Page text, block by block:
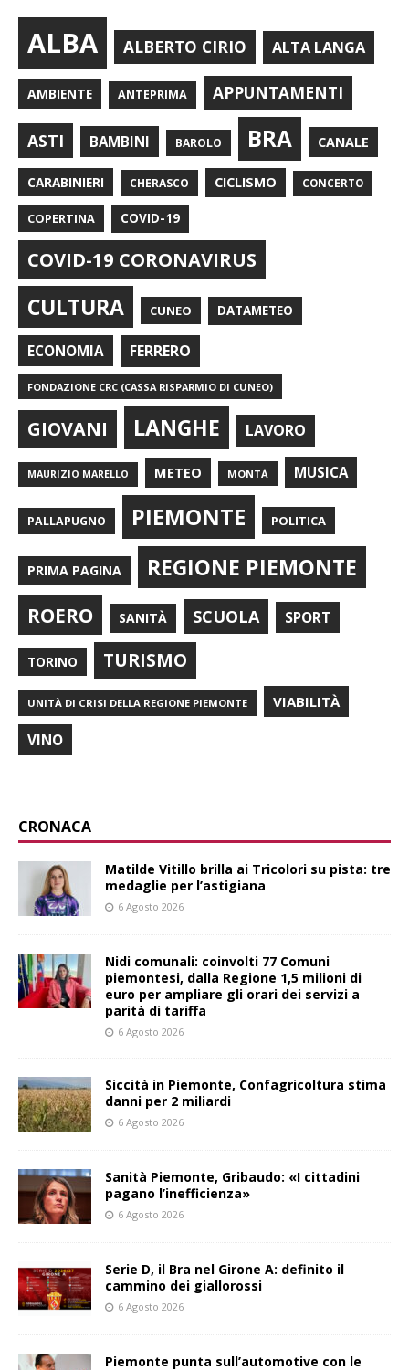
ALBA ALBERTO CIRIO ALTA LANGA
AMBIENTE ANTEPRIMA APPUNTAMENTI
ASTI BAMBINI BAROLO BRA CANALE
CARABINIERI CHERASCO CICLISMO CONCERTO
COPERTINA COVID-19
COVID-19 CORONAVIRUS
CULTURA CUNEO DATAMETEO
ECONOMIA FERRERO
FONDAZIONE CRC (CASSA RISPARMIO DI CUNEO)
GIOVANI LANGHE LAVORO
MAURIZIO MARELLO METEO MONTÀ MUSICA
PALLAPUGNO PIEMONTE POLITICA
PRIMA PAGINA REGIONE PIEMONTE
ROERO SANITÀ SCUOLA SPORT
TORINO TURISMO
UNITÀ DI CRISI DELLA REGIONE PIEMONTE VIABILITÀ
VINO
CRONACA
Matilde Vitillo brilla ai Tricolori su pista: tre
medaglie per l’astigiana
6 Agosto 2026
Nidi comunali: coinvolti 77 Comuni
piemontesi, dalla Regione 1,5 milioni di
euro per ampliare gli orari dei servizi a
parità di tariffa
6 Agosto 2026
Siccità in Piemonte, Confagricoltura stima
danni per 2 miliardi
6 Agosto 2026
Sanità Piemonte, Gribaudo: «I cittadini
pagano l’inefficienza»
6 Agosto 2026
Serie D, il Bra nel Girone A: definito il
cammino dei giallorossi
6 Agosto 2026
Piemonte punta sull’automotive con le